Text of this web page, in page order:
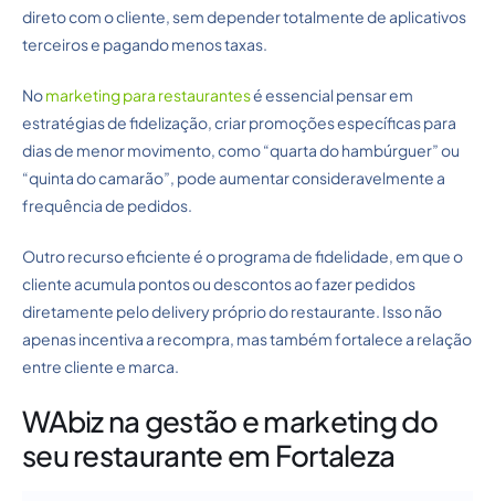
direto com o cliente, sem depender totalmente de aplicativos
terceiros e pagando menos taxas.
Nomarketing para restaurantesé essencial pensar em
estratégias de fidelização, criar promoções específicas para
dias de menor movimento, como “quarta do hambúrguer” ou
“quinta do camarão”, pode aumentar consideravelmente a
frequência de pedidos.
Outro recurso eficiente é o programa de fidelidade, em que o
cliente acumula pontos ou descontos ao fazer pedidos
diretamente pelo delivery próprio do restaurante. Isso não
apenas incentiva a recompra, mas também fortalece a relação
entre cliente e marca.
WAbiz na gestão e marketing do
seu restaurante em Fortaleza